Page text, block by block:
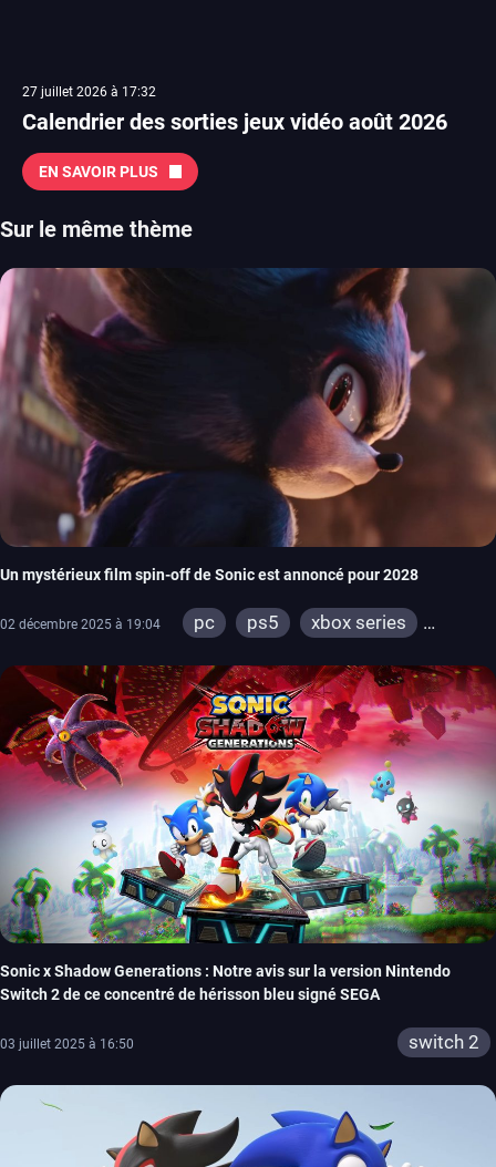
27 juillet 2026 à 17:32
Calendrier des sorties jeux vidéo août 2026
EN SAVOIR PLUS
Sur le même thème
Un mystérieux film spin-off de Sonic est annoncé pour 2028
02 décembre 2025 à 19:04 pc ps5
xbox series
Sonic x Shadow Generations : Notre avis sur la version Nintendo
Switch 2 de ce concentré de hérisson bleu signé SEGA
03 juillet 2025 à 16:50 switch 2